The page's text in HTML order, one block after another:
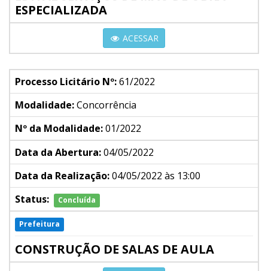
ESPECIALIZADA
ACESSAR
Processo Licitário Nº:61/2022
Modalidade:Concorrência
Nº da Modalidade:01/2022
Data da Abertura:04/05/2022
Data da Realização:04/05/2022 às 13:00
Status:
Concluída
Prefeitura
CONSTRUÇÃO DE SALAS DE AULA